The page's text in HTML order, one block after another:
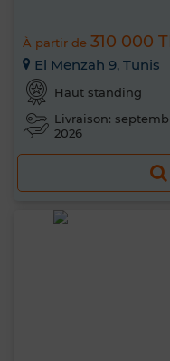
À partir de 310 000
El Menzah 9, Tunis
Haut standing
Livraison:
2026